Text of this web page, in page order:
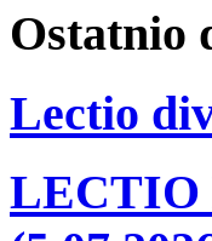
Ostatnio
Lectio
LECTIO